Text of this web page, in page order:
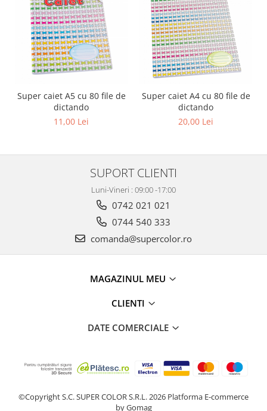
Super caiet A5 cu 80 file de
dictando
11,00 Lei
Super caiet A4 cu 80 file de
dictando
20,00 Lei
SUPORT CLIENTI
Luni-Vineri : 09:00 -17:00
0742 021 021
0744 540 333
comanda@supercolor.ro
MAGAZINUL MEU
CLIENTI
DATE COMERCIALE
©Copyright S.C. SUPER COLOR S.R.L. 2026 Platforma E-commerce
by Gomag